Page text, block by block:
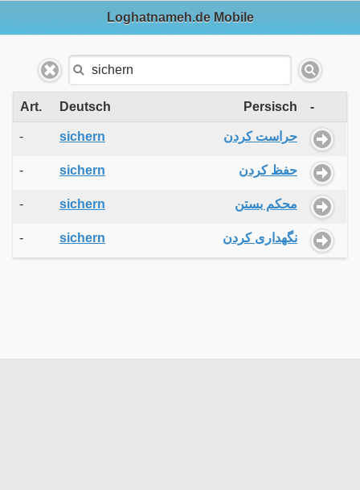
Loghatnameh.de Mobile
Art. Deutsch Persisch -
- sichern حراست کردن
- sichern حفظ کردن
- sichern محکم بستن
- sichern نگهداری کردن